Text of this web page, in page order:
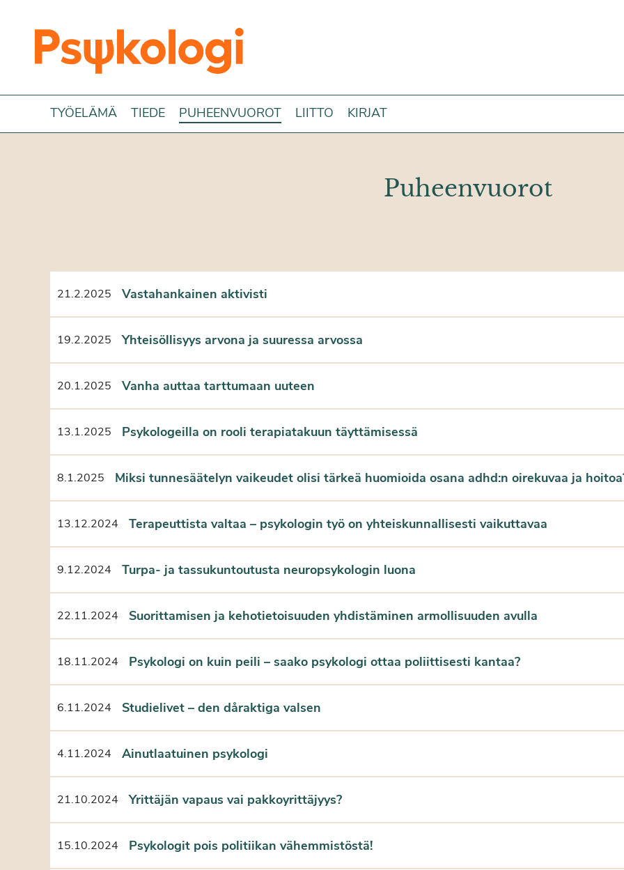
TYÖELÄMÄ TIEDE PUHEENVUOROT LIITTO KIRJAT
Puheenvuorot
21.2.2025 Vastahankainen aktivisti
19.2.2025 Yhteisöllisyys arvona ja suuressa arvossa
20.1.2025 Vanha auttaa tarttumaan uuteen
13.1.2025 Psykologeilla on rooli terapiatakuun täyttämisessä
8.1.2025 Miksi tunnesäätelyn vaikeudet olisi tärkeä huomioida osana adhd:n oirekuvaa ja
13.12.2024 Terapeuttista valtaa – psykologin työ on yhteiskunnallisesti vaikuttavaa
9.12.2024 Turpa- ja tassukuntoutusta neuropsykologin luona
22.11.2024 Suorittamisen ja kehotietoisuuden yhdistäminen armollisuuden avulla
18.11.2024 Psykologi on kuin peili – saako psykologi ottaa poliittisesti kantaa?
6.11.2024 Studielivet – den dåraktiga valsen
4.11.2024 Ainutlaatuinen psykologi
21.10.2024 Yrittäjän vapaus vai pakkoyrittäjyys?
15.10.2024 Psykologit pois politiikan vähemmistöstä!